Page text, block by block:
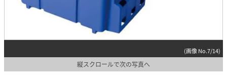
(画像 No.7/14)
縦スクロールで次の写真へ